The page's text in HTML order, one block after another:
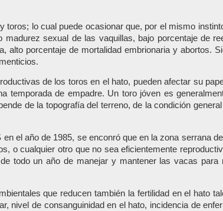
toros; lo cual puede ocasionar que, por el mismo
sexual de las vaquillas, bajo porcentaje de
alto porcentaje de mortalidad embrionaria y abortos.
de los toros en el hato, pueden afectar su
temporada de empadre. Un toro jóven es
de la topografía del terreno, de la condición
el año de 1985, se enconró que en la zona serrana
o cualquier otro que no sea eficientemente
todo un año de manejar y mantener las vacas
que reducen también la fertilidad en el hato
nivel de consanguinidad en el hato, incidencia de